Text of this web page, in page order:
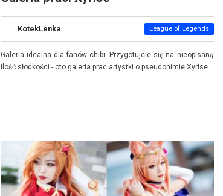
KotekLenka League of Legends
Galeria idealna dla fanów chibi. Przygotujcie się na nieopisaną
ilość słodkości - oto galeria prac artystki o pseudonimie Xyrise.